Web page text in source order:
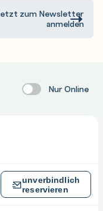
zum Newsletter
anmelden
Nur Online
unverbindlich
reservieren